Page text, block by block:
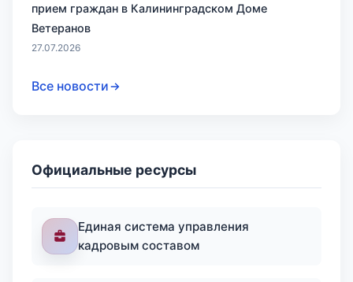
прием граждан в Калининградском Доме
Ветеранов
27.07.2026
Все новости
Официальные ресурсы
Единая система управления
кадровым составом